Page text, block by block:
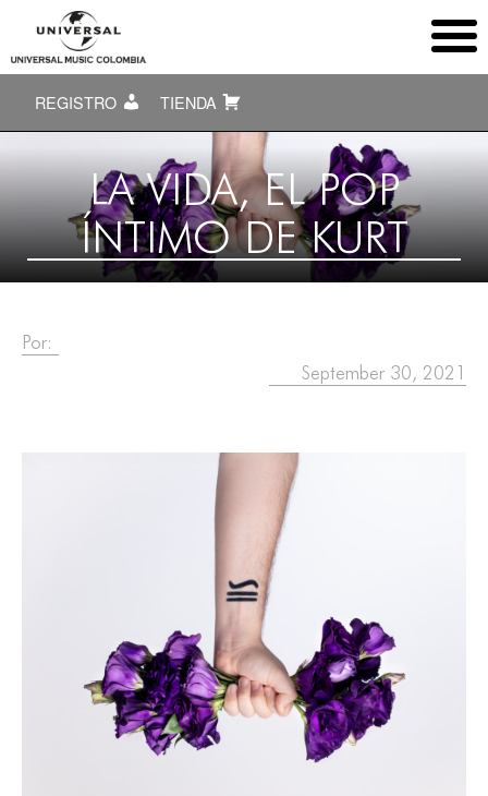
REGISTRO TIENDA
LA VIDA, EL POP
ÍNTIMO DE KURT
Por:
September 30, 2021